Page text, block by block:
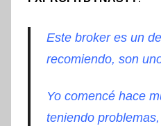
Este broker es un
recomiendo, son
Yo comencé hace
teniendo